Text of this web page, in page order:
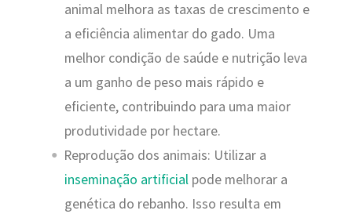
animal melhora as taxas de crescimento e
a eficiência alimentar do gado. Uma
melhor condição de saúde e nutrição leva
a um ganho de peso mais rápido e
eficiente, contribuindo para uma maior
produtividade por hectare.
Reprodução dos animais: Utilizar a
inseminação artificialpode melhorar a
genética do rebanho. Isso resulta em